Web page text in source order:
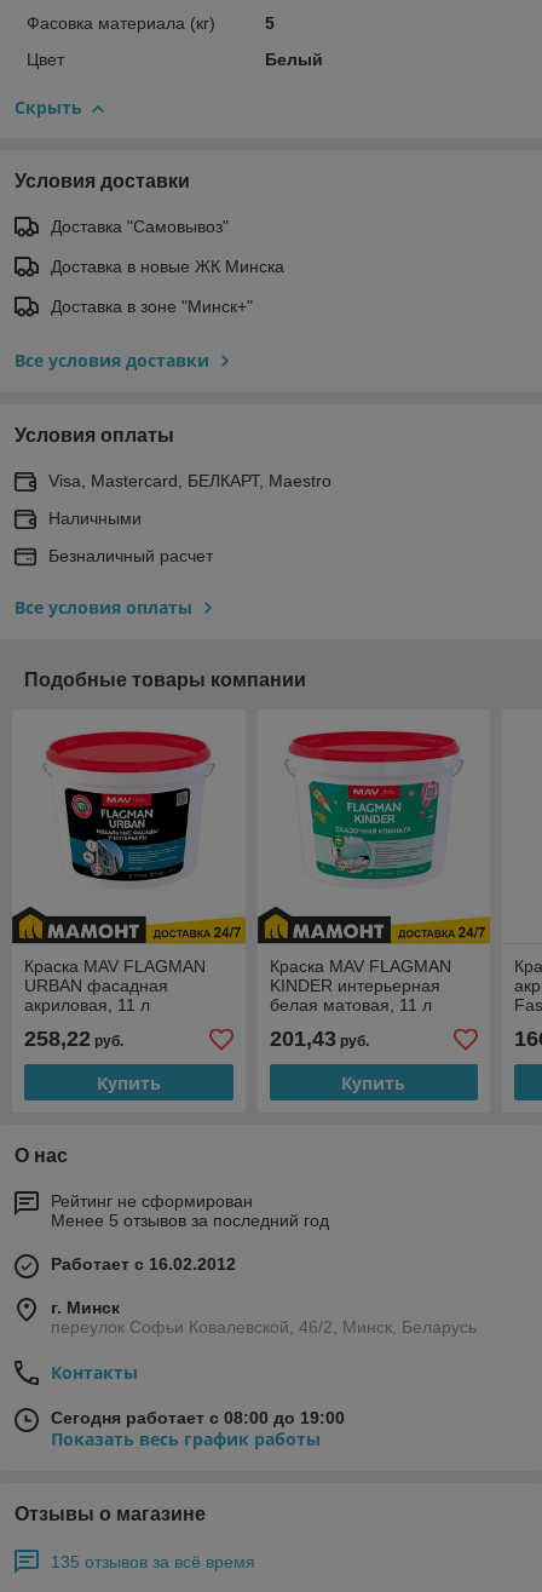
Фасовка материала (кг)
5
Цвет
Белый
Скрыть
Условия доставки
Доставка "Самовывоз"
Доставка в новые ЖК Минска
Доставка в зоне "Минск+"
Все условия доставки
Условия оплаты
Visa, Mastercard, БЕЛКАРТ, Maestro
Наличными
Безналичный расчет
Все условия оплаты
Подобные товары компании
Краска MAV FLAGMAN
URBAN фасадная
акриловая, 11 л
258,22 руб.
Купить
Краска MAV FLAGMAN
KINDER интерьерная
белая матовая, 11 л
201,43руб.
Купить
О нас
Рейтинг не сформирован
Менее 5 отзывов за последний год
Работает с 16.02.2012
г. Минск
переулок Софьи Ковалевской, 46/2, Минск, Беларусь
Контакты
Сегодня работает с 08:00 до 19:00
Показать весь график работы
Отзывы о магазине
135 отзывов за всё время